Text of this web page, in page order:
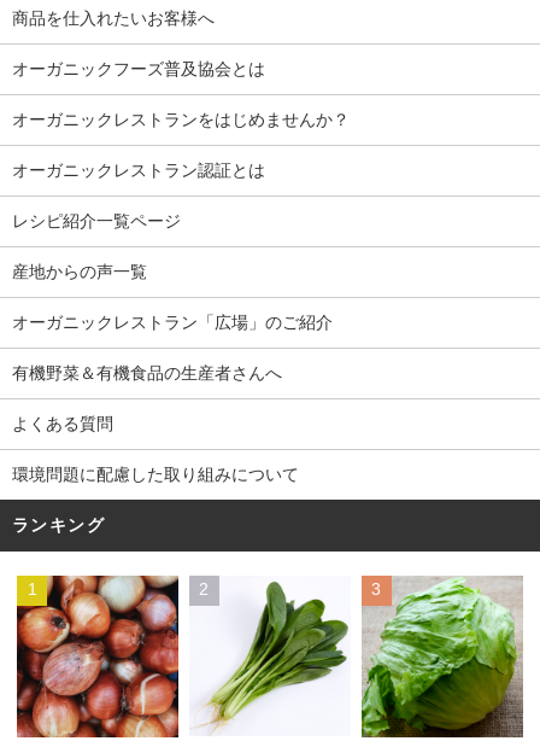
商品を仕入れたいお客様へ
オーガニックフーズ普及協会とは
オーガニックレストランをはじめませんか？
オーガニックレストラン認証とは
レシピ紹介一覧ページ
産地からの声一覧
オーガニックレストラン「広場」のご紹介
有機野菜＆有機食品の生産者さんへ
よくある質問
環境問題に配慮した取り組みについて
ランキング
1 2 3